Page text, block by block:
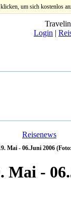
um sich kostenlos
Login |
Reisenews
Mai - 06.Juni 2006
Mai -